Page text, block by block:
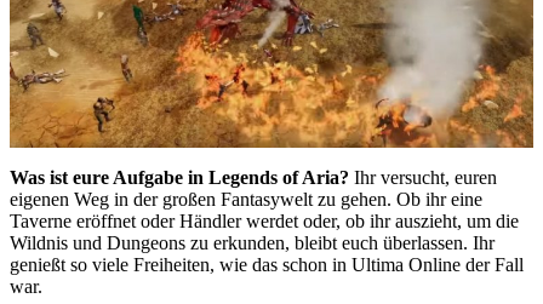
Was ist eure Aufgabe in Legends of Aria? Ihr versucht, euren
eigenen Weg in der großen Fantasywelt zu gehen. Ob ihr eine
Taverne eröffnet oder Händler werdet oder, ob ihr auszieht, um die
Wildnis und Dungeons zu erkunden, bleibt euch überlassen. Ihr
genießt so viele Freiheiten, wie das schon in Ultima Online der Fall
war.